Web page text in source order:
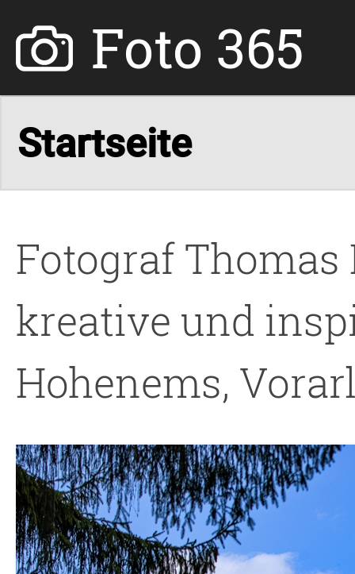
Foto 365
Fotograf
kreative und
Hohenems,